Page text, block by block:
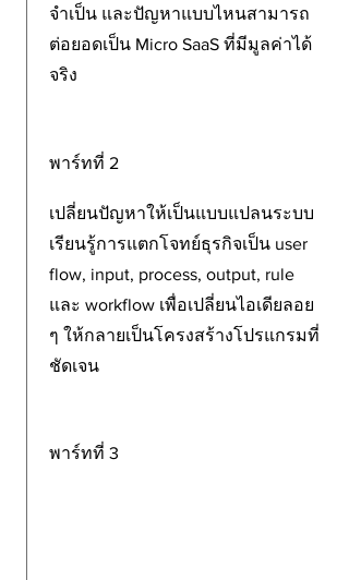
จำเป็น และปัญหาแบบไหนสามารถ
ต่อยอดเป็น Micro SaaS ที่มีมูลค่าได้
จริง
พาร์ทที่ 2
เปลี่ยนปัญหาให้เป็นแบบแปลนระบบ
เรียนรู้การแตกโจทย์ธุรกิจเป็น user
flow, input, process, output, rule
และ workflow เพื่อเปลี่ยนไอเดียลอย
ๆ ให้กลายเป็นโครงสร้างโปรแกรมที่
ชัดเจน
พาร์ทที่ 3